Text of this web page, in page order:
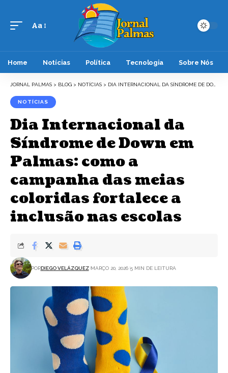
Font
Aa
Home Notícias Política Tecnologia Sobre Nós
JORNAL PALMAS > BLOG > NOTÍCIAS > DIA INTERNACIONAL DA SÍNDROME DE DOWN EM PALMAS: COMO A CAMPANHA DAS MEIAS COLORIDAS FORTALECE A INCLUSÃO NAS ESCOLAS
NOTÍCIAS
Dia Internacional da
Síndrome de Down em
Palmas: como a
campanha das meias
coloridas fortalece a
inclusão nas escolas
PORDIEGO VELÁZQUEZ MARÇO 20, 2026 5 MIN DE LEITURA